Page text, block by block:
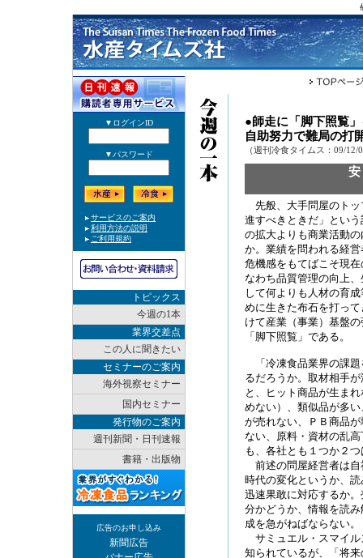
トピックス
今週の1本
業界交差点
この人に聞きたい
セミナーのご案内
海外視察セミナー
国内セミナー
発行物のご案内
週刊新聞・日刊速報
書籍・出版物
広告のお申し込み
新聞広告
●師走に「脚下照覧
自助努力で難局の打
（週刊冷食タイムス：09/12/
先般、大手問屋のトッ
進すべきときだ」とい
の拡大よりも商業活動
か。業績を問われる経
危機感をもてばこそ現
なわち品質管理の向上
して何よりも人材の育
めに生きた布石を打っ
けて産業（事業）基盤
「脚下照覧」である。
「冷凍食品業界の課題
るだろうか。取材相手
と、ヒット商品が生ま
めない）、類似品が多
が売れない、ＰＢ商品
ない、原料・資材の乱
も、各社とも１つか２
前述の問屋経営者は自
時代の変化というか、
迅速果敢に対応するか
分かどうか、情報を読
成を急がねばならない。
サミュエル・スマイル
知られているが、「将